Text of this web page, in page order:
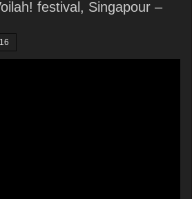
festival, Singapour –